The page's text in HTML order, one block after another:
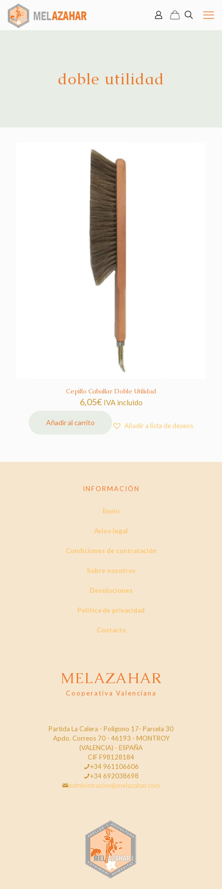
doble utilidad
Cepillo Caballar Doble Utilidad
6,05€ IVA incluido
Añadir al carrito Añadir a lista de deseos
INFORMACIÓN
Envío
Aviso legal
Condiciones de contratación
Sobre nosotros
Devoluciones
Política de privacidad
Contacto
MELAZAHAR
Cooperativa Valenciana
Partida La Calera - Poligono 17- Parcela 30
Apdo. Correos 70 - 46193 - MONTROY
(VALENCIA) - ESPAÑA
CIF F98128184
+34 961106606
+34 692038698
administracion@melazahar.com